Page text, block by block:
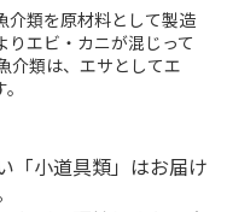
類を原材料として製造
りエビ・カニが混じって
介類は、エサとしてエ
「小道具類」はお届け